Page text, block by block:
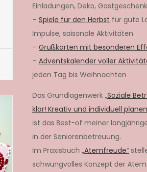
Einladungen, Deko,
– Spiele für den Herbst für gute
Impulse, saisonale Aktivitäten
– Grußkarten mit besonderen
– Adventskalender voller
jeden Tag bis Weihnachten
Das Grundlagenwerk „Soziale
klar! Kreativ und individuell
ist das Best-of meiner
in der Seniorenbetreuung.
Im Praxisbuch „Atemfreude“
schwungvolles Konzept der